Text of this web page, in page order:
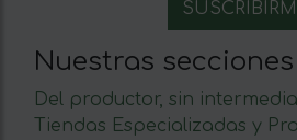
Nuestras secciones
Del productor, sin
Tiendas Especializadas y